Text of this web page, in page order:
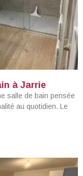
à Jarrie
salle de bain pensée
au quotidien. Le